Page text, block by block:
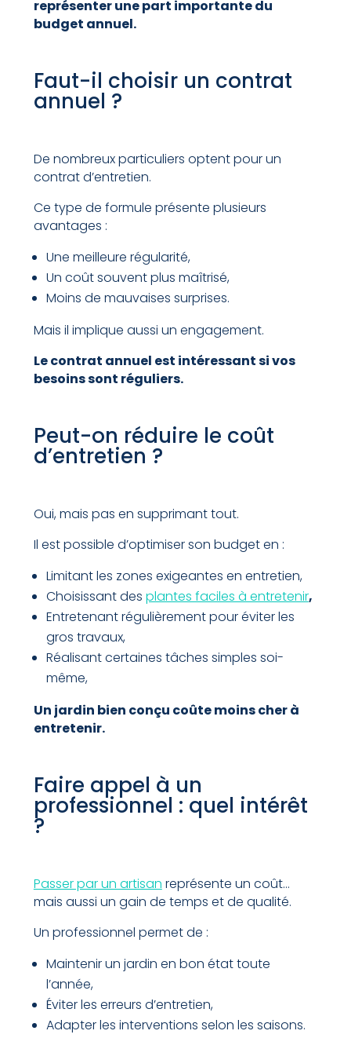
représenter une part importante du
budget annuel.
Faut-il choisir un contrat
annuel ?
De nombreux particuliers optent pour un
contrat d’entretien.
Ce type de formule présente plusieurs
avantages :
Une meilleure régularité,
Un coût souvent plus maîtrisé,
Moins de mauvaises surprises.
Mais il implique aussi un engagement.
Le contrat annuel est intéressant si vos
besoins sont réguliers.
Peut-on réduire le coût
d’entretien ?
Oui, mais pas en supprimant tout.
Il est possible d’optimiser son budget en :
Limitant les zones exigeantes en entretien,
Choisissant des plantes faciles à entretenir,
Entretenant régulièrement pour éviter les
gros travaux,
Réalisant certaines tâches simples soi-
même,
Un jardin bien conçu coûte moins cher à
entretenir.
Faire appel à un
professionnel : quel intérêt
?
Passer par un artisan représente un coût…
mais aussi un gain de temps et de qualité.
Un professionnel permet de :
Maintenir un jardin en bon état toute
l’année,
Éviter les erreurs d’entretien,
Adapter les interventions selon les saisons.